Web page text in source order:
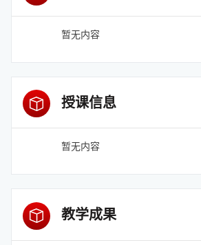
暂无内容
授课信息
暂无内容
教学成果